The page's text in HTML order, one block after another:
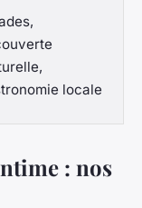
locale
: nos